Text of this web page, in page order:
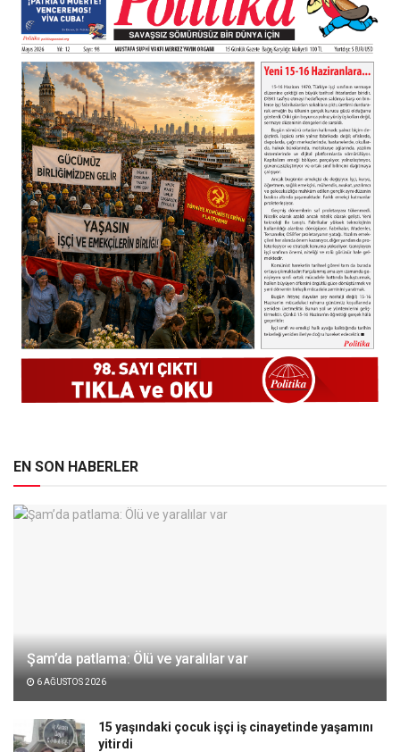
EN SON HABERLER
Şam’da patlama: Ölü ve yaralılar var
6 AĞUSTOS 2026
15 yaşındaki çocuk işçi iş cinayetinde yaşamını
yitirdi